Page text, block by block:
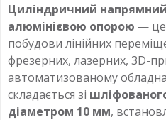
Циліндричний напрямний
алюмінієвою опорою — це
побудови лінійних
фрезерних, лазерних, 3D-
автоматизованому
складається зі
діаметром 10 мм,